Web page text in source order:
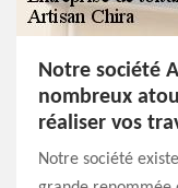
Notre société
nombreux
réaliser vos
Notre société